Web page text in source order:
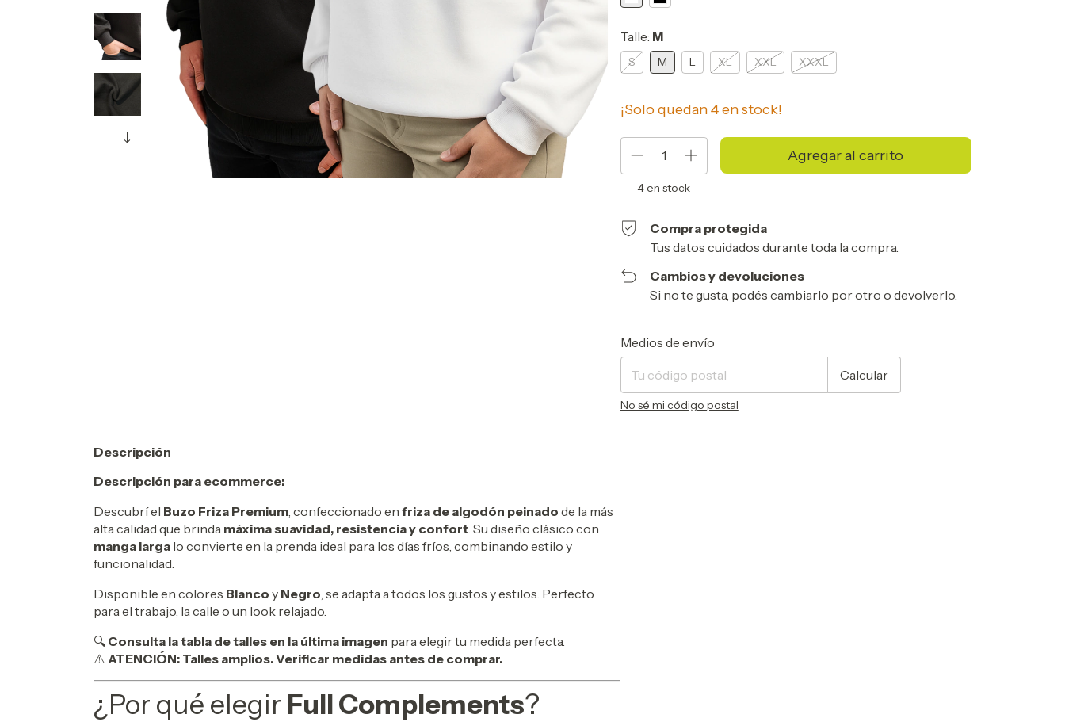
Talle: M
S M L XL XXL XXXL
¡Solo quedan4en stock!
4en stock
Compra protegida
Tus datos cuidados durante toda la compra.
Cambios y devoluciones
Si no te gusta, podés cambiarlo por otro o devolverlo.
Entregas para el CP:
Medios de envío
Calcular
No sé mi código postal
Descripción
Descripción para ecommerce:
Descubrí el Buzo Friza Premium , confeccionado en friza de algodón peinado de la más
alta calidad que brinda máxima suavidad, resistencia y confort . Su diseño clásico con
manga larga lo convierte en la prenda ideal para los días fríos, combinando estilo y
funcionalidad.
Disponible en colores Blanco y Negro , se adapta a todos los gustos y estilos. Perfecto
para el trabajo, la calle o un look relajado.
🔍 Consulta la tabla de talles en la última imagen para elegir tu medida perfecta.
⚠️ ATENCIÓN: Talles amplios. Verificar medidas antes de comprar.
¿Por qué elegir Full Complements?